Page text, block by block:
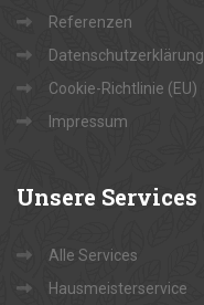
Referenzen
Datenschutzerklärung
Cookie-Richtlinie (EU)
Impressum
Unsere Services
Alle Services
Hausmeisterservice